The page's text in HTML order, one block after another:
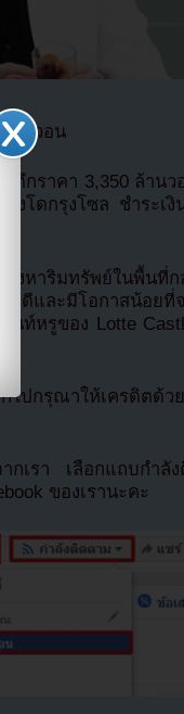
านวอน
ตึกราคา 3,350 ล้าน
โดกรุงโซล ชำระเงิ
งหาริมทรัพย์ในพื้นที่ก
างดีและมีโอกาสน้อย
นท์หรูของ Lotte
ไปกรุณาให้เครดิตด้ว
ากเรา เลือกแถบกำ
ของเรานะคะ